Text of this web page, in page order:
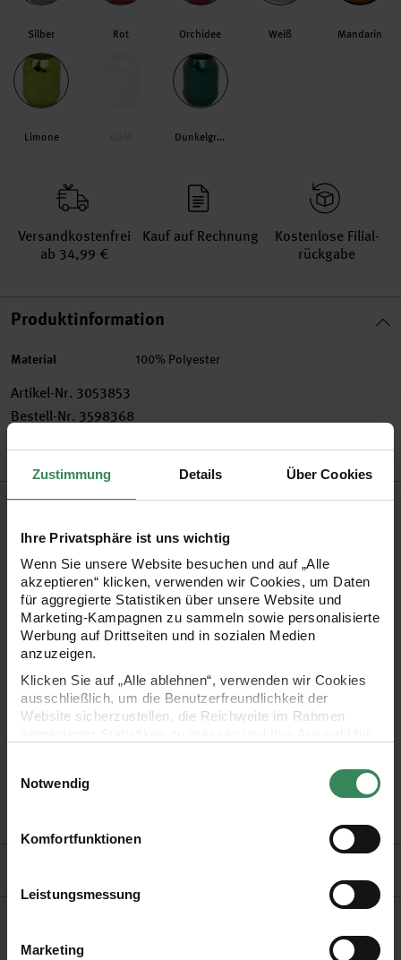
Zustimmung Details Über Cookies
Ihre Privatsphäre ist uns wichtig
Wenn Sie unsere Website besuchen und auf „Alle
akzeptieren“ klicken, verwenden wir Cookies, um Daten
für aggregierte Statistiken über unsere Website und
Marketing-Kampagnen zu sammeln sowie personalisierte
Werbung auf Drittseiten und in sozialen Medien
anzuzeigen.
Klicken Sie auf „Alle ablehnen“, verwenden wir Cookies
ausschließlich, um die Benutzerfreundlichkeit der
Website sicherzustellen, die Reichweite im Rahmen
Ihre Einwilligung ist freiwillig und kann jederzeit über den
Link „Cookie-Einstellungen“ im Fußbereich der Seite
verwendeten Technologien und den Empfängern der
Daten finden Sie in unserer Datenschutzerklärung.
Notwendig
Komfortfunktionen
Leistungsmessung
Marketing
Silber Rot Orchidee Weiß Mandarin
Limone Dunkelgrün
Versand­kosten­frei
ab 34,99 €
Kauf auf Rechnung
Kosten­lose Filial­
rückgabe
Produktinformation
Material 100% Polyester
Artikel-Nr. 3053853
Bestell-Nr. 3598368
Produktbeschreibung
Das Ringelband eignet sich hervorragend zum Verzieren von
Geschenken und lässt sich super kringeln und kräuseln. So
wird Ihr liebevoll verpacktes Geschenk zum Hingucker und
zaubert dem Beschenkten bestimmt ein lächeln ins Gesicht.
- super geeignet zum Verpacken von Geschenken